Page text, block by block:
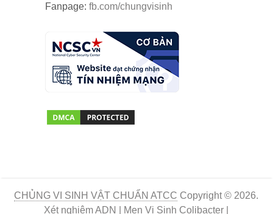
Fanpage: fb.com/chungvisinh
CHỦNG VI SINH VẬT CHUẨN ATCC Copyright © 2026.
Xét nghiệm ADN
Men Vi Sinh Colibacter